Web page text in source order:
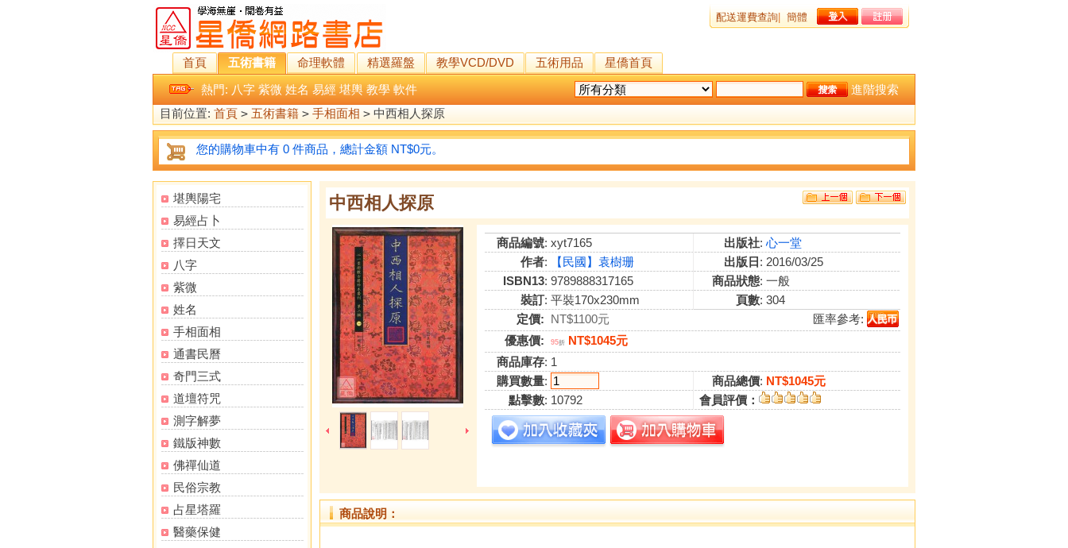
配送運費查詢 簡體
首頁 五術書籍 命理軟體 精選羅盤 教學VCD/DVD 五術用品
星僑首頁
熱門: 八字 紫微 姓名 易經 堪輿 教學 軟件
進階搜索
目前位置: 首頁 > 五術書籍 > 手相面相 > 中西相人探原
您的購物車中有 0 件商品，總計金額 NT$0元。
堪輿陽宅
易經占卜
擇日天文
八字
紫微
姓名
手相面相
通書民曆
奇門三式
道壇符咒
測字解夢
鐵版神數
佛禪仙道
民俗宗教
占星塔羅
醫藥保健
中西相人探原
商品編號: xyt7165 出版社: 心一堂
作者: 【民國】袁樹珊 出版日 : 2016/03/25
ISBN13: 9789888317165 商品狀態: 一般
裝訂: 平裝170x230mm 頁數: 304
定價: NT$1100元
匯率參考:
優惠價:
95折 NT$1045元
商品庫存: 1
購買數量: 商品總價: NT$1045元
點擊數: 10792 會員評價：
商品說明：